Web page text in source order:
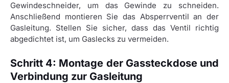
Gewindeschneider, um das Gewinde zu schneiden.
Anschließend montieren Sie das Absperrventil an der
Gasleitung. Stellen Sie sicher, dass das Ventil richtig
abgedichtet ist, um Gaslecks zu vermeiden.
Schritt 4: Montage der Gassteckdose und
Verbindung zur Gasleitung